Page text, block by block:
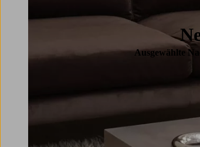
Ausgewählte